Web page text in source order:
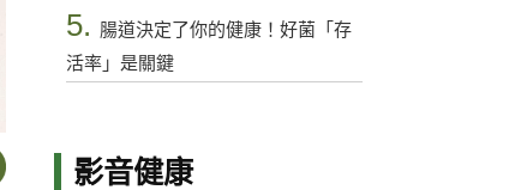
5. 腸道決定了你的健康！好菌「存
活率」是關鍵
影音健康